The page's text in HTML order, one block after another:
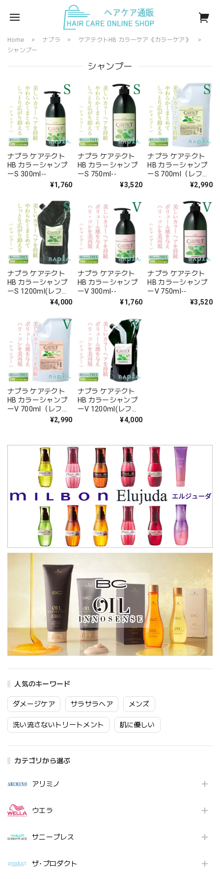
人気のキーワード
ダメージケア サラサラヘア メンズ
洗い流さないトリートメント 肌に優しい
カテゴリから選ぶ
アリミノ
ウエラ
サニープレス
ザ･プロダクト
Home ナプラ
ケアテクトHB カラーケア《カラーケア》
シャンプー
シャンプー
ナプラ ケアテクト
HB カラーシャンプ
ーS 300ml--
¥1,760
ナプラ ケアテクト
HB カラーシャンプ
ーS 750ml--
¥3,520
ナプラ ケアテクト
HB カラーシャンプ
ーS 700ml（レフィ
¥2,990
ナプラ ケアテクト
HB カラーシャンプ
ーS 1200ml(レフィ
¥4,000
ナプラ ケアテクト
HB カラーシャンプ
ーV 300ml--
¥1,760
ナプラ ケアテクト
HB カラーシャンプ
ーV 750ml--
¥3,520
ナプラ ケアテクト
HB カラーシャンプ
ーV 700ml（レフィ
¥2,990
ナプラ ケアテクト
HB カラーシャンプ
ーV 1200ml(レフィ
¥4,000